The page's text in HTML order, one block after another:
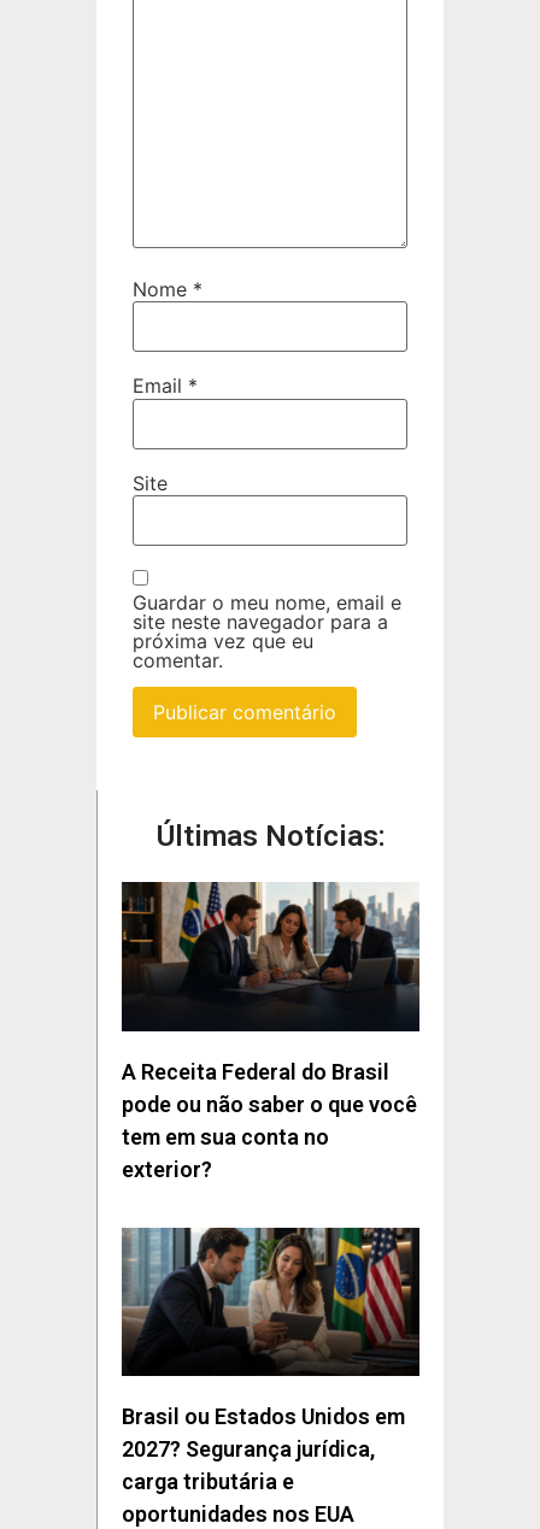
Nome *
Email *
Site
Guardar o meu nome, email e
site neste navegador para a
próxima vez que eu
comentar.
Últimas Notícias:
A Receita Federal do Brasil
pode ou não saber o que você
tem em sua conta no
exterior?
Brasil ou Estados Unidos em
2027? Segurança jurídica,
carga tributária e
oportunidades nos EUA